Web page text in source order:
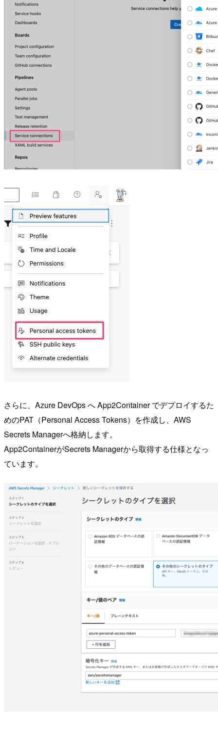
さらに、Azure DevOps へ App2Container でデプロイするた
めのPAT（Personal Access Tokens）を作成し、AWS
Secrets Managerへ格納します。
App2ContainerがSecrets Managerから取得する仕様となっ
ています。